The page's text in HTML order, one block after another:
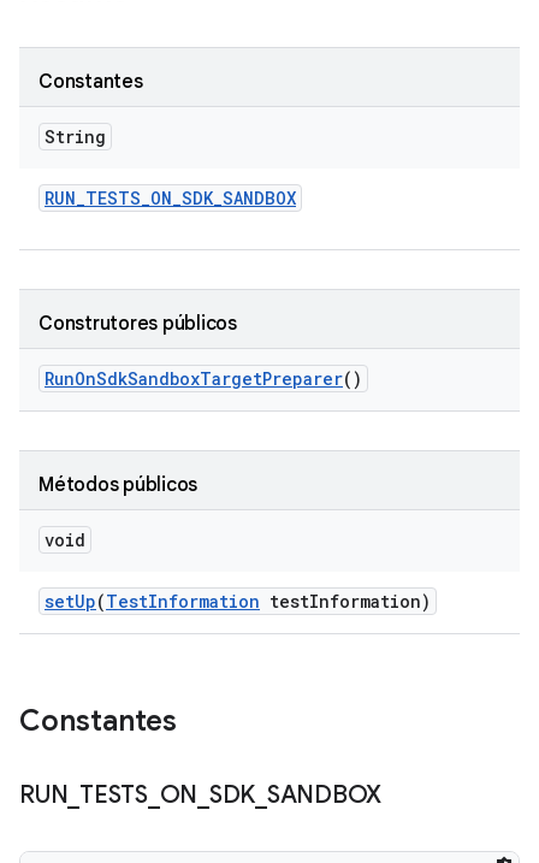
Constantes
String
RUN_TESTS_ON_SDK_SANDBOX
Construtores públicos
RunOnSdkSandboxTargetPreparer()
Métodos públicos
void
setUp(TestInformation testInformation)
Constantes
RUN TESTS_ ON SDK SANDBOX